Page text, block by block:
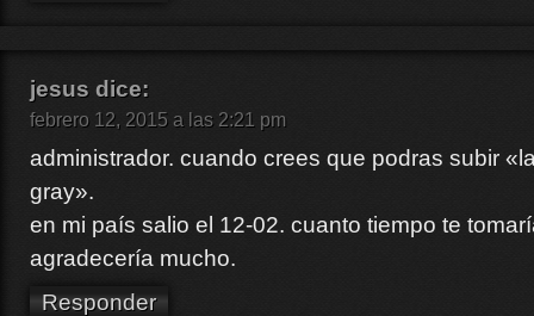
jesus dice:
febrero 12, 2015 a las 2:21 pm
administrador. cuando crees que podras subir
gray».
en mi país salio el 12-02. cuanto tiempo te
agradecería mucho.
Responder